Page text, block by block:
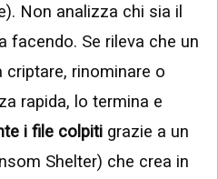
Non analizza chi sia il
facendo. Se rileva che un
rinominare o
rapida, lo termina e
i file colpiti grazie a un
Shelter) che crea in